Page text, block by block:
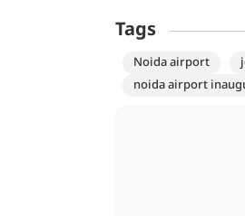
Tags
Noida airport
noida airport